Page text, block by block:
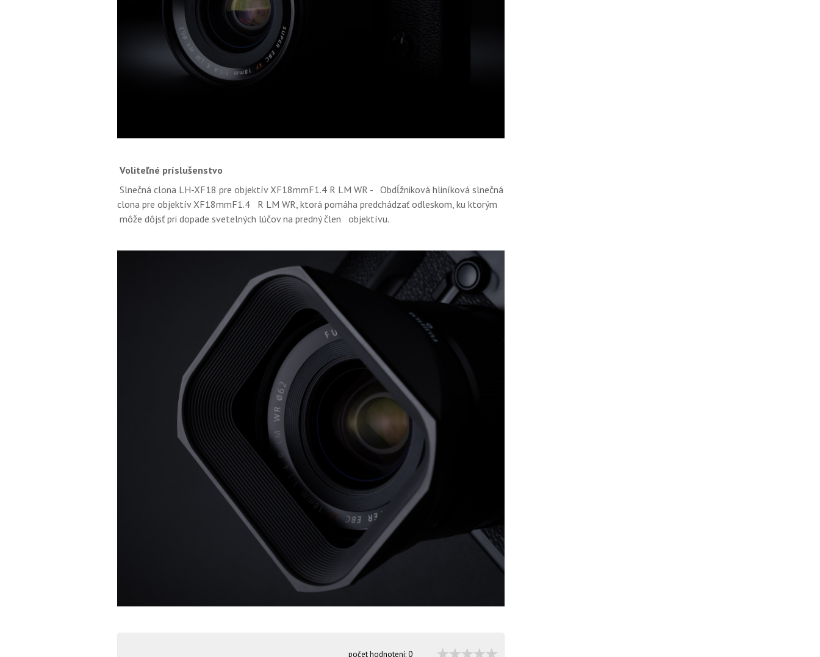
Voliteľné príslušenstvo
Slnečná clona LH-XF18 pre objektív XF18mmF1.4 R LM WR - Obdĺžniková hliníková slnečná
clona pre objektív XF18mmF1.4 R LM WR, ktorá pomáha predchádzať odleskom, ku ktorým
môže dôjsť pri dopade svetelných lúčov na predný člen objektívu.
počet hodnotení:0